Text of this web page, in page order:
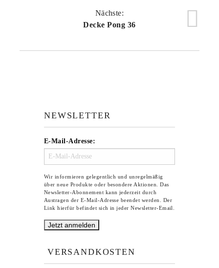
Nächste:
Decke Pong 36
NEWSLETTER
E-Mail-Adresse:
Wir informieren gelegentlich und unregelmäßig
über neue Produkte oder besondere Aktionen. Das
Newsletter-Abonnement kann jederzeit durch
Austragen der E-Mail-Adresse beendet werden. Der
Link hierfür befindet sich in jeder Newsletter-Email.
VERSANDKOSTEN